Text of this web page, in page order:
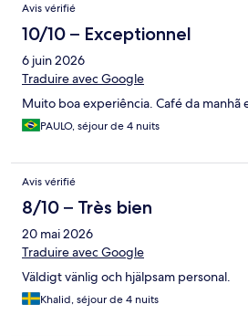
Avis vérifié
10/10 – Exceptionnel
6 juin 2026
Traduire avec Google
Muito boa experiência. Café da manhã
PAULO, séjour de 4 nuits
Avis vérifié
8/10 – Très bien
20 mai 2026
Traduire avec Google
Väldigt vänlig och hjälpsam personal.
Khalid, séjour de 4 nuits